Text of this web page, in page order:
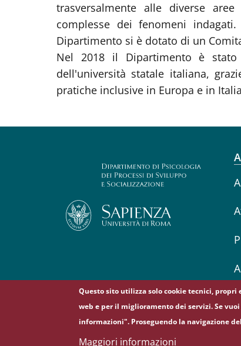
trasversalmente alle diverse
complesse dei fenomeni
Dipartimento si è dotato di un
Nel 2018 il Dipartimento è
dell'università statale italiana,
pratiche inclusive in Europa e in
Questo sito utilizza solo cookie tecnici,
web e per il miglioramento dei servizi. Se
informazioni". Proseguendo la navigazione
Maggiori informazioni